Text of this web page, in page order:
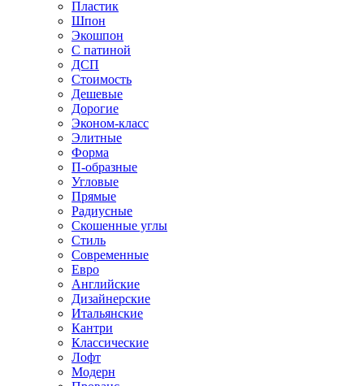
Пластик
Шпон
Экошпон
С патиной
ДСП
Стоимость
Дешевые
Дорогие
Эконом-класс
Элитные
Форма
П-образные
Угловые
Прямые
Радиусные
Скошенные углы
Стиль
Современные
Евро
Английские
Дизайнерские
Итальянские
Кантри
Классические
Лофт
Модерн